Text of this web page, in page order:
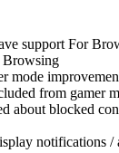
support For
Browsing
mode
from gamer
about blocked
notifications /